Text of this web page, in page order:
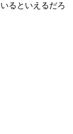
るといえるだろ